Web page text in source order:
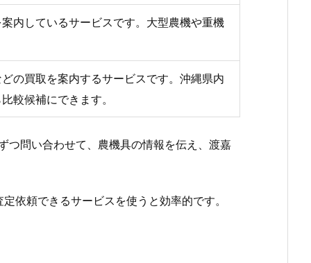
内しているサービスです。大型農機や重機
の買取を案内するサービスです。沖縄県内
較候補にできます。
つ問い合わせて、農機具の情報を伝え、渡嘉
依頼できるサービスを使うと効率的です。